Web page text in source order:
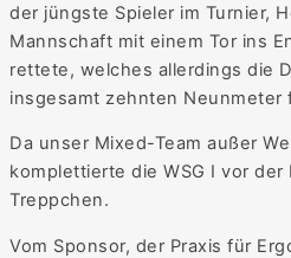
der jüngste Spieler im Turnier,
Mannschaft mit einem Tor ins
rettete, welches allerdings die
insgesamt zehnten Neunmeter
Da unser Mixed-Team außer
komplettierte die WSG I vor der
Treppchen.
Vom Sponsor, der Praxis für